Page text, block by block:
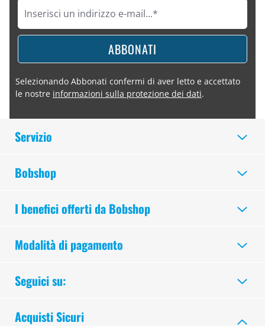
ABBONATI
Selezionando Abbonati confermi di aver letto e accettato
le nostre informazioni sulla protezione dei dati.
Servizio
Bobshop
I benefici offerti da Bobshop
Modalità di pagamento
Seguici su:
Acquisti Sicuri